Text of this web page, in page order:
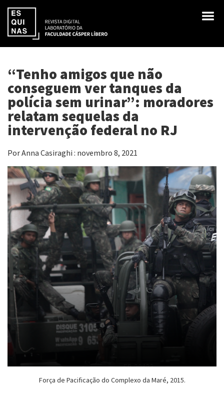
“Tenho amigos que não
conseguem ver tanques da
polícia sem urinar”: moradores
relatam sequelas da
intervenção federal no RJ
Por Anna Casiraghi : novembro 8, 2021
Força de Pacificação do Complexo da Maré, 2015.